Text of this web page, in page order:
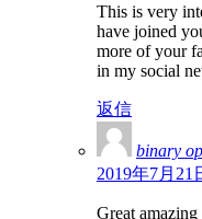
This is very
have joined
more of your
in my social
返信
binary
2019年7月21
Great